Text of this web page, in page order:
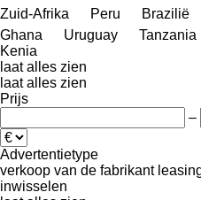
Zuid-Afrika Peru Brazilië
Ghana
Uruguay Tanzania
Kenia
laat alles zien
laat alles zien
Prijs
–
Advertentietype
verkoop van de fabrikant
inwisselen